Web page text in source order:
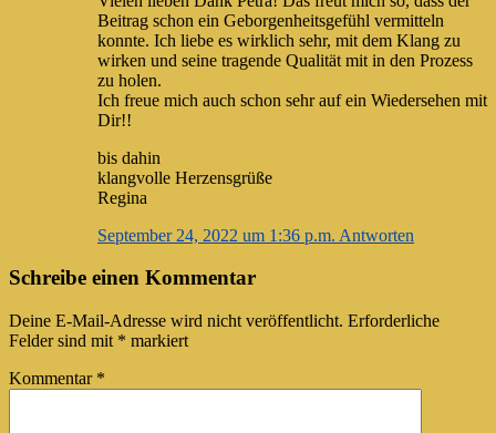
Beitrag schon ein Geborgenheitsgefühl vermitteln
konnte. Ich liebe es wirklich sehr, mit dem Klang zu
wirken und seine tragende Qualität mit in den Prozess
zu holen.
Ich freue mich auch schon sehr auf ein Wiedersehen mit
Dir!!
bis dahin
klangvolle Herzensgrüße
Regina
September 24, 2022 um 1:36 p.m. Antworten
Schreibe einen Kommentar
Deine E-Mail-Adresse wird nicht veröffentlicht. Erforderliche
Felder sind mit * markiert
Kommentar *